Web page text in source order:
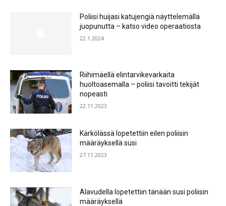
Poliisi huijasi katujengiä näyttelemällä
juopunutta – katso video operaatiosta
22.1.2024
Riihimäellä elintarvikevarkaita
huoltoasemalla – poliisi tavoitti tekijät
nopeasti
22.11.2023
Kärkölässä lopetettiin eilen poliisin
määräyksellä susi
27.11.2023
Alavudella lopetettiin tänään susi poliisin
määräyksellä